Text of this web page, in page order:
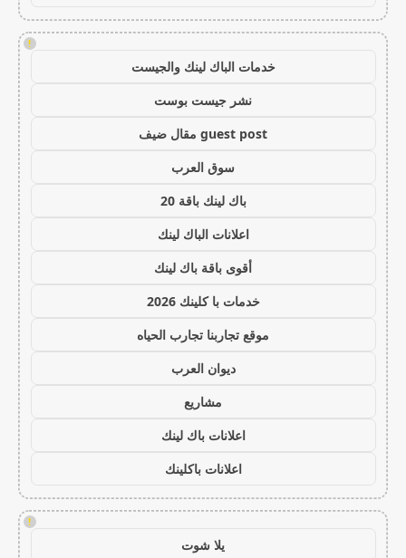
!
خدمات الباك لينك والجيست
نشر جيست بوست
guest post مقال ضيف
سوق العرب
باك لينك باقة 20
اعلانات الباك لينك
أقوى باقة باك لينك
خدمات با كلينك 2026
موقع تجاربنا تجارب الحياه
ديوان العرب
مشاريع
اعلانات باك لينك
اعلانات باكلينك
!
يلا شوت